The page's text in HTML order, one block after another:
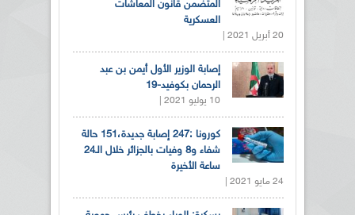
المتضمن قانون المعاشات
العسكرية
20 أبريل 2021 |
إصابة الوزير الأول أيمن بن عبد
الرحمان بكوفيد-19
10 يوليو 2021 |
كورونا :247 إصابة جديدة،151 حالة
شفاء و8 وفيات بالجزائر خلال الـ24
ساعة الأخيرة
24 مايو 2021 |